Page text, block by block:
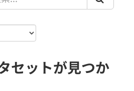
セットが見つか